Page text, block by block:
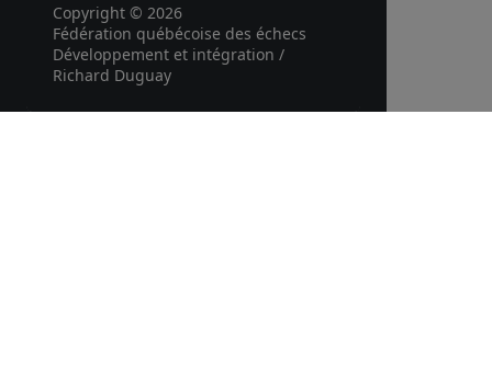
Copyright © 2026
Fédération québécoise des échecs
Développement et intégration /
Richard Duguay